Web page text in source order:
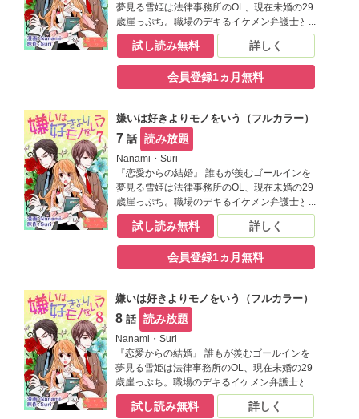
夢見る雪姫は法律事務所のOL、現在未婚の29
歳崖っぷち。職場のデキるイケメン弁護士と
の妄想で心を満たす毎日だけど、ひょんな事
から替え玉お見合いをする事に。そこで現れ
た相手は生涯最高に嫌なヤツで――！？【恋
するソワレ】
試し読み無料 詳しく
会員登録1ヵ月無料
嫌いは好きよりモノをいう（フルカラー）
7 話 読み放題
Nanami・Suri
『恋愛からの結婚』 誰もが羨むゴールインを
夢見る雪姫は法律事務所のOL、現在未婚の29
歳崖っぷち。職場のデキるイケメン弁護士と
の妄想で心を満たす毎日だけど、ひょんな事
から替え玉お見合いをする事に。そこで現れ
た相手は生涯最高に嫌なヤツで――！？【恋
するソワレ】
試し読み無料 詳しく
会員登録1ヵ月無料
嫌いは好きよりモノをいう（フルカラー）
8話 読み放題
Nanami・Suri
『恋愛からの結婚』 誰もが羨むゴールインを
夢見る雪姫は法律事務所のOL、現在未婚の29
歳崖っぷち。職場のデキるイケメン弁護士と
の妄想で心を満たす毎日だけど、ひょんな事
から替え玉お見合いをする事に。そこで現れ
試し読み無料 詳しく